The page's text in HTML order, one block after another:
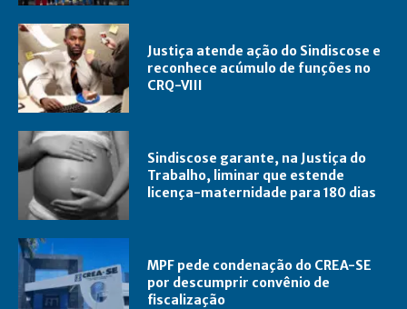
Justiça atende ação do Sindiscose e
reconhece acúmulo de funções no
CRQ-VIII
Sindiscose garante, na Justiça do
Trabalho, liminar que estende
licença-maternidade para 180 dias
MPF pede condenação do CREA-SE
por descumprir convênio de
fiscalização